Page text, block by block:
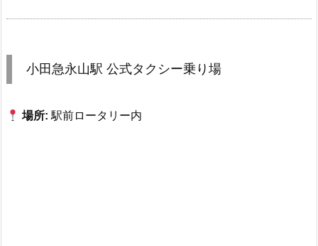
小田急永山駅 公式タクシー乗り場
場所: 駅前ロータリー内